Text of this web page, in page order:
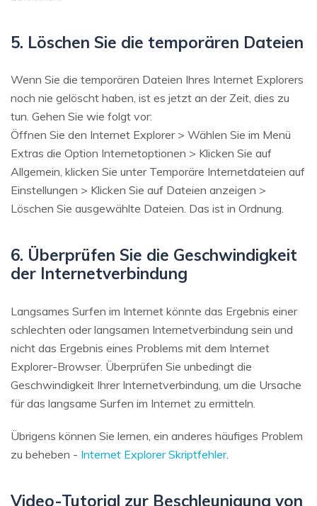
5. Löschen Sie die temporären Dateien
Wenn Sie die temporären Dateien Ihres Internet Explorers
noch nie gelöscht haben, ist es jetzt an der Zeit, dies zu
tun. Gehen Sie wie folgt vor:
Öffnen Sie den Internet Explorer > Wählen Sie im Menü
Extras die Option Internetoptionen > Klicken Sie auf
Allgemein, klicken Sie unter Temporäre Internetdateien auf
Einstellungen > Klicken Sie auf Dateien anzeigen >
Löschen Sie ausgewählte Dateien. Das ist in Ordnung.
6. Überprüfen Sie die Geschwindigkeit
der Internetverbindung
Langsames Surfen im Internet könnte das Ergebnis einer
schlechten oder langsamen Internetverbindung sein und
nicht das Ergebnis eines Problems mit dem Internet
Explorer-Browser. Überprüfen Sie unbedingt die
Geschwindigkeit Ihrer Internetverbindung, um die Ursache
für das langsame Surfen im Internet zu ermitteln.
Übrigens können Sie lernen, ein anderes häufiges Problem
zu beheben - Internet Explorer Skriptfehler.
Video-Tutorial zur Beschleunigung von